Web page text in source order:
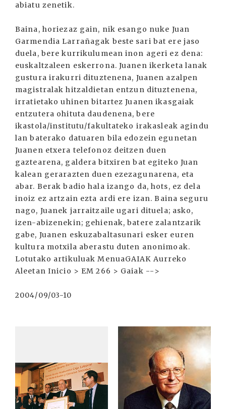
abiatu zenetik.
Baina, horiezaz gain, nik esango nuke Juan
Garmendia Larrañagak beste sari bat ere jaso
duela, bere kurrikulumean inon ageri ez dena:
euskaltzaleen eskerrona. Juanen ikerketa lanak
gustura irakurri dituztenena, Juanen azalpen
magistralak hitzaldietan entzun dituztenena,
irratietako uhinen bitartez Juanen ikasgaiak
entzutera ohituta daudenena, bere
ikastola/institutu/fakultateko irakasleak agindu
lan baterako datuaren bila edozein egunetan
Juanen etxera telefonoz deitzen duen
gaztearena, galdera bitxiren bat egiteko Juan
kalean gerarazten duen ezezagunarena, eta
abar. Berak badio hala izango da, hots, ez dela
inoiz ez artzain ezta ardi ere izan. Baina seguru
nago, Juanek jarraitzaile ugari dituela; asko,
izen-abizenekin; gehienak, batere zalantzarik
gabe, Juanen eskuzabaltasunari esker euren
kultura motxila aberastu duten anonimoak.
Lotutako artikuluak MenuaGAIAK Aurreko
Aleetan Inicio > EM 266 > Gaiak -->
2004/09/03-10